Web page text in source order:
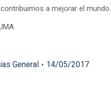
a mejorar el mundo.
General 14/05/2017